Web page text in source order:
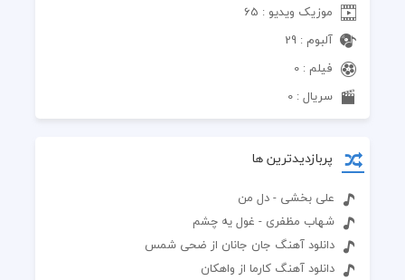
موزیک ویدیو : 65
آلبوم : 29
فیلم : 0
سریال : 0
پربازدیدترین ها
علی بخشی - دل من
شهاب مظفری - غول یه چشم
دانلود آهنگ جان جانان از ضحی شمس
دانلود آهنگ کارما از واهکان